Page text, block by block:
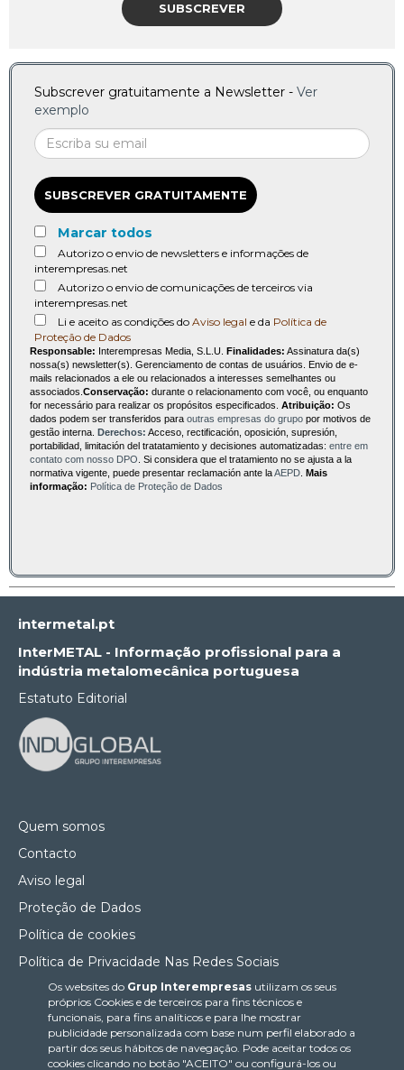
Os websites do Grup Interempresasutilizam os seus
próprios Cookies e de terceiros para fins técnicos e
funcionais, para fins analíticos e para lhe mostrar
publicidade personalizada com base num perfil elaborado a
partir dos seus hábitos de navegação. Pode aceitar todos os
cookies clicando no botão "ACEITO" ou configurá-los ou
SUBSCREVER
Subscrever gratuitamente a Newsletter - Ver
exemplo
SUBSCREVER GRATUITAMENTE
Marcar todos
Autorizo o envio de newsletters e informações de
interempresas.net
Autorizo o envio de comunicações de terceiros via
interempresas.net
Li e aceito as condições do Aviso legal e da Política de
Proteção de Dados
Responsable: Interempresas Media, S.L.U. Finalidades: Assinatura da(s)
nossa(s) newsletter(s). Gerenciamento de contas de usuários. Envio de e-
mails relacionados a ele ou relacionados a interesses semelhantes ou
associados. Conservação: durante o relacionamento com você, ou enquanto
for necessário para realizar os propósitos especificados. Atribuição: Os
dados podem ser transferidos para outras empresas do grupo por motivos de
gestão interna.
Derechos: Acceso, rectificación, oposición, supresión,
portabilidad, limitación del tratatamiento y decisiones automatizadas: entre em
contato com nosso DPO . Si considera que el tratamiento no se ajusta a la
normativa vigente, puede presentar reclamación ante laAEPD
Mais
informação: Política de Proteção de Dados
intermetal.pt
InterMETAL - Informação profissional para a
indústria metalomecânica portuguesa
Estatuto Editorial
Quem somos
Contacto
Aviso legal
Proteção de Dados
Política de cookies
Política de Privacidade Nas Redes Sociais
Canal de denúncias
Colaborações editoriais